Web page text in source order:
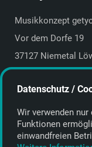
Musikkonzept
Vor dem Dorfe 19
37127 Niemetal
E-Mail:
Alle Informationen
Kontakt
Datenschutz /
Wir verwenden
Funktionen
einwand­freien